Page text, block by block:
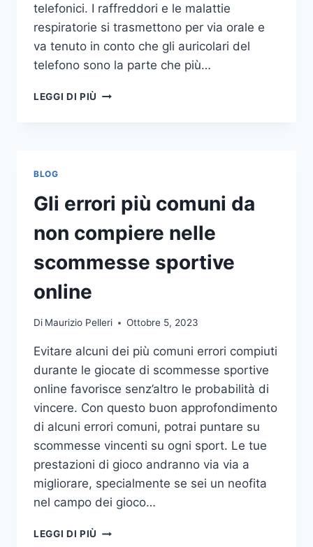
telefonici. I raffreddori e le malattie
respiratorie si trasmettono per via orale e
va tenuto in conto che gli auricolari del
telefono sono la parte che più…
LEGGI DI PIÙ UN
PULIZIA
DELLE
APPARECCHIATURE
DA
BLOG
Gli errori più comuni da
non compiere nelle
scommesse sportive
online
Di Maurizio Pelleri Ottobre 5, 2023
Evitare alcuni dei più comuni errori compiuti
durante le giocate di scommesse sportive
online favorisce senz’altro le probabilità di
vincere. Con questo buon approfondimento
di alcuni errori comuni, potrai puntare su
scommesse vincenti su ogni sport. Le tue
prestazioni di gioco andranno via via a
migliorare, specialmente se sei un neofita
nel campo dei gioco…
LEGGI DI PIÙ GLI